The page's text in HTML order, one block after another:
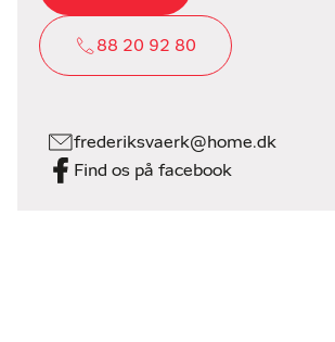
88 20 92 80
frederiksvaerk@home.dk
Find os på facebook